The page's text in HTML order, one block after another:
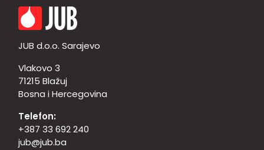
JUB d.o.o. Sarajevo
Vlakovo 3
71215 Blažuj
Bosna i Hercegovina
Telefon:
+387 33 692 240
jub@jub.ba